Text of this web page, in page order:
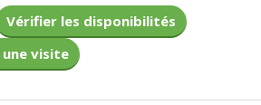
Vérifier les disponibilités
visite